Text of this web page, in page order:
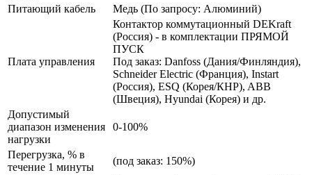
Питающий кабель
Медь (По запросу: Алюминий)
Плата управления
Контактор коммутационный DEKraft
(Россия) - в комплектации ПРЯМОЙ
ПУСК
Под заказ: Danfoss (Дания/Финляндия),
Schneider Electric (Франция), Instart
(Россия), ESQ (Корея/КНР), ABB
(Швеция), Hyundai (Корея) и др.
Допустимый
диапазон изменения
нагрузки
0-100%
Перегрузка, % в
течение 1 минуты
(под заказ: 150%)